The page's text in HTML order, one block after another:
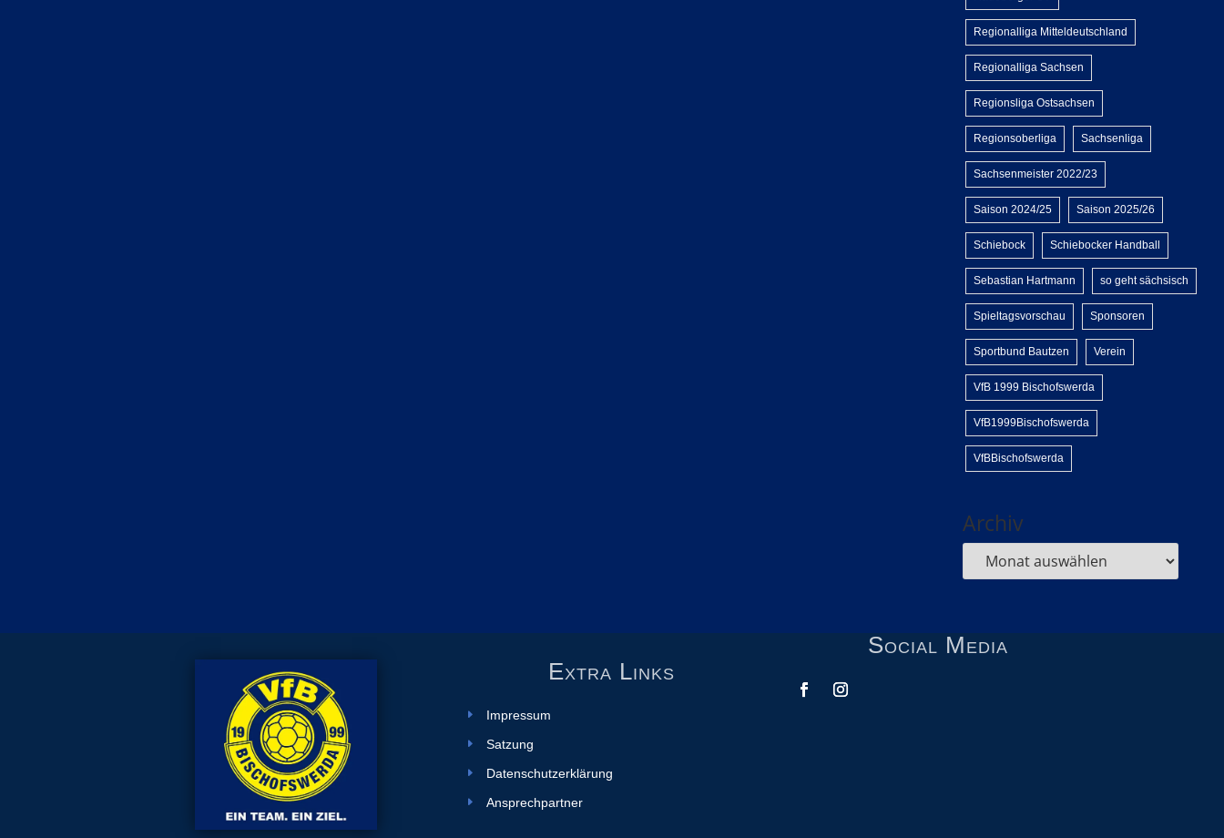
Regionalliga Mitteldeutschland
Regionalliga Sachsen
Regionsliga Ostsachsen
Regionsoberliga Sachsenliga
Sachsenmeister 2022/23
Saison 2024/25 Saison 2025/26
Schiebock Schiebocker Handball
Sebastian Hartmann so geht sächsisch
Spieltagsvorschau Sponsoren
Sportbund Bautzen Verein
VfB 1999 Bischofswerda
VfB1999Bischofswerda
VfBBischofswerda
Archiv
Extra Links
Impressum
Satzung
Datenschutzerklärung
Ansprechpartner
Social Media